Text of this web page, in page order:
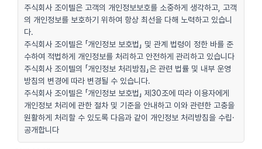
주식회사 조이텔은 고객의 개인정보보호를 소중하게 생각하고, 고객
의 개인정보를 보호하기 위하여 항상 최선을 다해 노력하고 있습니
다.
주식회사 조이텔은 「개인정보 보호법」 및 관계 법령이 정한 바를 준
수하여 적법하게 개인정보를 처리하고 안전하게 관리하고 있습니다
주식회사 조이텔의 「개인정보 처리방침」은 관련 법률 및 내부 운영
방침의 변경에 따라 변경될 수 있습니다.
주식회사 조이텔은 「개인정보 보호법」 제30조에 따라 이용자에게
개인정보 처리에 관한 절차 및 기준을 안내하고 이와 관련한 고충을
원활하게 처리할 수 있도록 다음과 같이 개인정보 처리방침을 수립·
공개합니다